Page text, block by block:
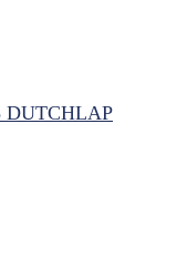
DUTCHLAP